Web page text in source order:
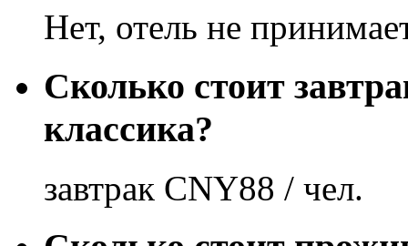
Нет, отель не
Сколько стоит
классика?
завтрак CNY88 / чел.